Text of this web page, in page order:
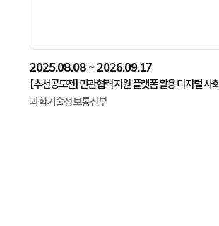
2025.08.08 ~ 2026.09.17
과학기술정보통신부